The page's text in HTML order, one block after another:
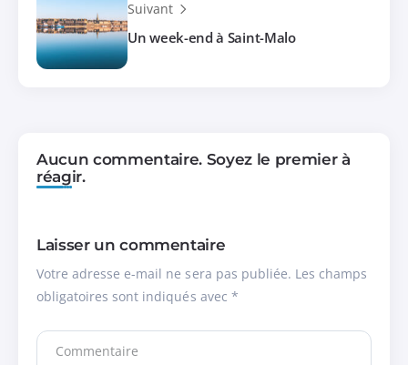
Suivant
Un week-end à Saint-Malo
Aucun commentaire. Soyez le premier à
réagir.
Laisser un commentaire
Votre adresse e-mail ne sera pas publiée. Les champs
obligatoires sont indiqués avec *